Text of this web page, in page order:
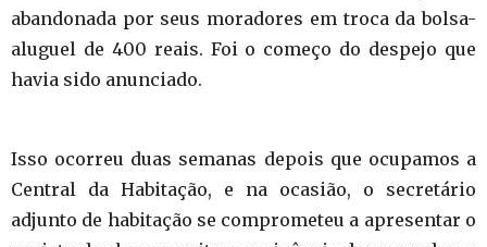
abandonada por seus moradores em troca da bolsa-
aluguel de 400 reais. Foi o começo do despejo que
havia sido anunciado.
Isso ocorreu duas semanas depois que ocupamos a
Central da Habitação, e na ocasião, o secretário
adjunto de habitação se comprometeu a apresentar o